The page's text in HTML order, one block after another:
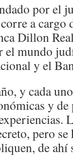
por el
a cargo
Dillon
el mundo
y el
y cada
y
pero
de